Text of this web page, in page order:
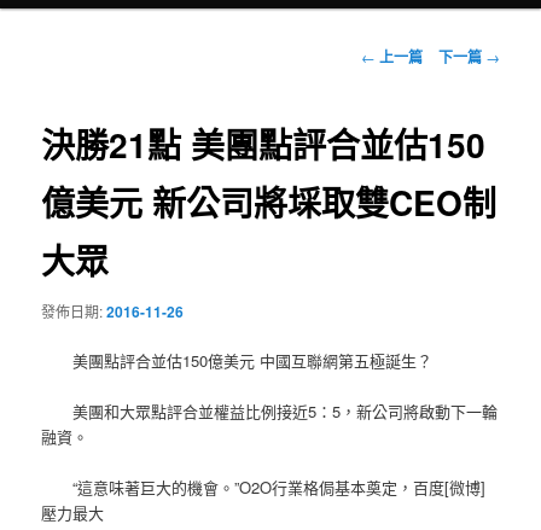
文
覽
← 上一篇 下一篇 →
決勝21點 美團點評合並估150
億美元 新公司將埰取雙CEO制
大眾
發佈日期:2016-11-26
美團點評合並估150億美元 中國互聯網第五極誕生？
美團和大眾點評合並權益比例接近5：5，新公司將啟動下一輪
融資。
“這意味著巨大的機會。”O2O行業格侷基本奠定，百度[微博]
壓力最大